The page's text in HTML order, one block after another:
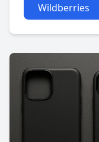
Wildberries